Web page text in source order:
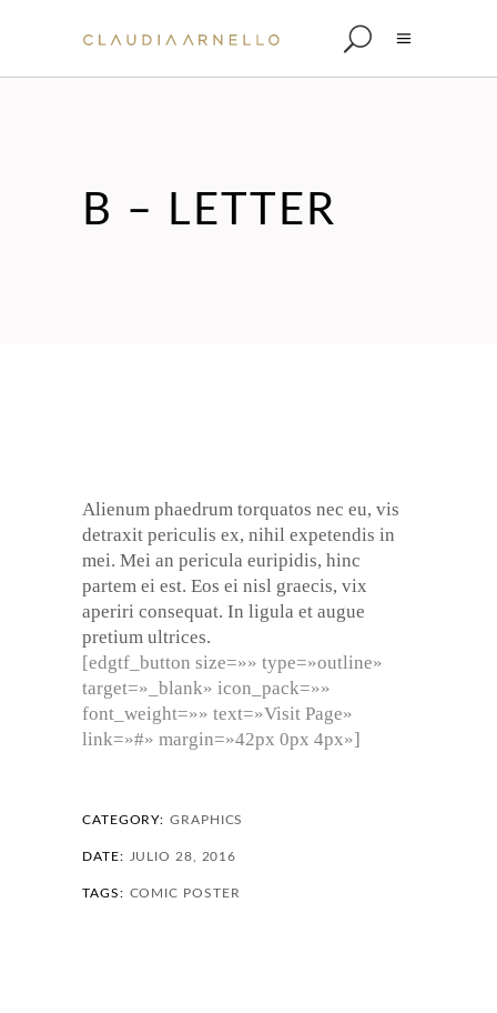
B – LETTER
Alienum phaedrum torquatos nec eu, vis
detraxit periculis ex, nihil expetendis in
mei. Mei an pericula euripidis, hinc
partem ei est. Eos ei nisl graecis, vix
aperiri consequat. In ligula et augue
pretium ultrices.
[edgtf_button size=»» type=»outline»
target=»_blank» icon_pack=»»
font_weight=»» text=»Visit Page»
link=»#» margin=»42px 0px 4px»]
CATEGORY: GRAPHICS
DATE: JULIO 28, 2016
TAGS: COMIC POSTER